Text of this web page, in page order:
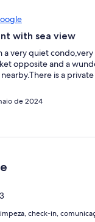
with sea view
a very quiet condo,very
opposite and a
is a
de 2024
check-in,